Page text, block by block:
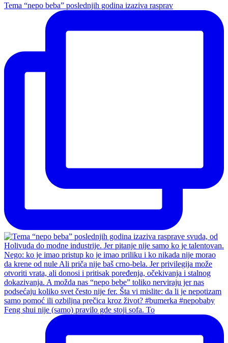
Tema “nepo beba” poslednjih godina izaziva rasprav
Feng shui nije (samo) pravilo gde stoji sofa. To